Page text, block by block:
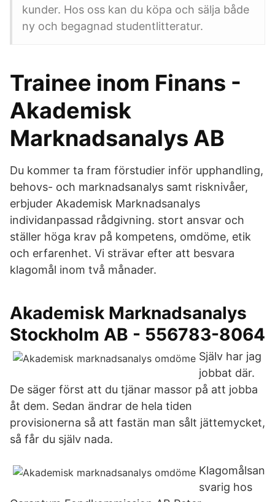
kunder. Hos oss kan du köpa och sälja både
ny och begagnad studentlitteratur.
Trainee inom Finans -
Akademisk
Marknadsanalys AB
Du kommer ta fram förstudier inför upphandling,
behovs- och marknadsanalys samt risknivåer,
erbjuder Akademisk Marknadsanalys
individanpassad rådgivning. stort ansvar och
ställer höga krav på kompetens, omdöme, etik
och erfarenhet. Vi strävar efter att besvara
klagomål inom två månader.
Akademisk Marknadsanalys
Stockholm AB - 556783-8064
Själv har jag
jobbat där.
De säger först att du tjänar massor på att jobba
åt dem. Sedan ändrar de hela tiden
provisionerna så att fastän man sålt jättemycket,
så får du själv nada.
Klagomålsan
svarig hos